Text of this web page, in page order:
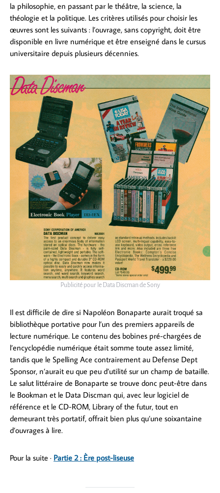
la philosophie, en passant par le théâtre, la science, la
théologie et la politique. Les critères utilisés pour choisir les
œuvres sont les suivants : l’ouvrage, sans copyright, doit être
disponible en livre numérique et être enseigné dans le cursus
universitaire depuis plusieurs décennies.
Publicité pour le Data Discman de Sony
Il est difficile de dire si Napoléon Bonaparte aurait troqué sa
bibliothèque portative pour l’un des premiers appareils de
lecture numérique. Le contenu des bobines pré-chargées de
l’encyclopédie numérique était somme toute assez limité,
tandis que le Spelling Ace contrairement au Defense Dept
Sponsor, n’aurait eu que peu d’utilité sur un champ de bataille.
Le salut littéraire de Bonaparte se trouve donc peut-être dans
le Bookman et le Data Discman qui, avec leur logiciel de
référence et le CD-ROM, Library of the futur, tout en
demeurant très portatif, offrait bien plus qu’une soixantaine
d’ouvrages à lire.
Pour la suite · Partie 2 : Ère post-liseuse